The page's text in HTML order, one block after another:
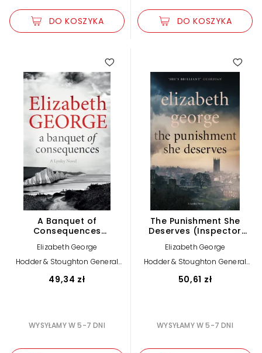
DO KOSZYKA DO KOSZYKA
A Banquet of
Consequences
20)
Elizabeth George
Hodder & Stoughton General
49,34 zł
WYSYŁAMY W 5-7 DNI
The Punishment She
Deserves (Inspector
Elizabeth George
Hodder & Stoughton General
50,61 zł
WYSYŁAMY W 5-7 DNI